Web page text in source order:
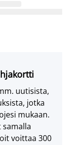
uutisista,
jotka
mukaan.
samalla
voittaa 300